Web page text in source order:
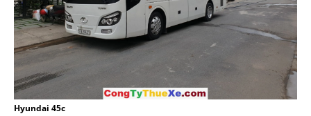
Hyundai 45c